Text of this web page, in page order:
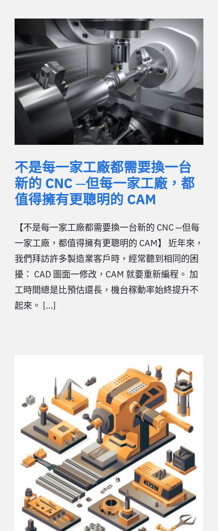
不是每一家工廠都需要換一台
新的 CNC ─但每一家工廠，都
值得擁有更聰明的 CAM
【不是每一家工廠都需要換一台新的 CNC ─但每
一家工廠，都值得擁有更聰明的 CAM】 近年來，
我們拜訪許多製造業客戶時，經常聽到相同的困
擾： CAD 圖面一修改，CAM 就要重新編程。 加
工時間總是比預估還長，機台稼動率始終提升不
起來。 [...]